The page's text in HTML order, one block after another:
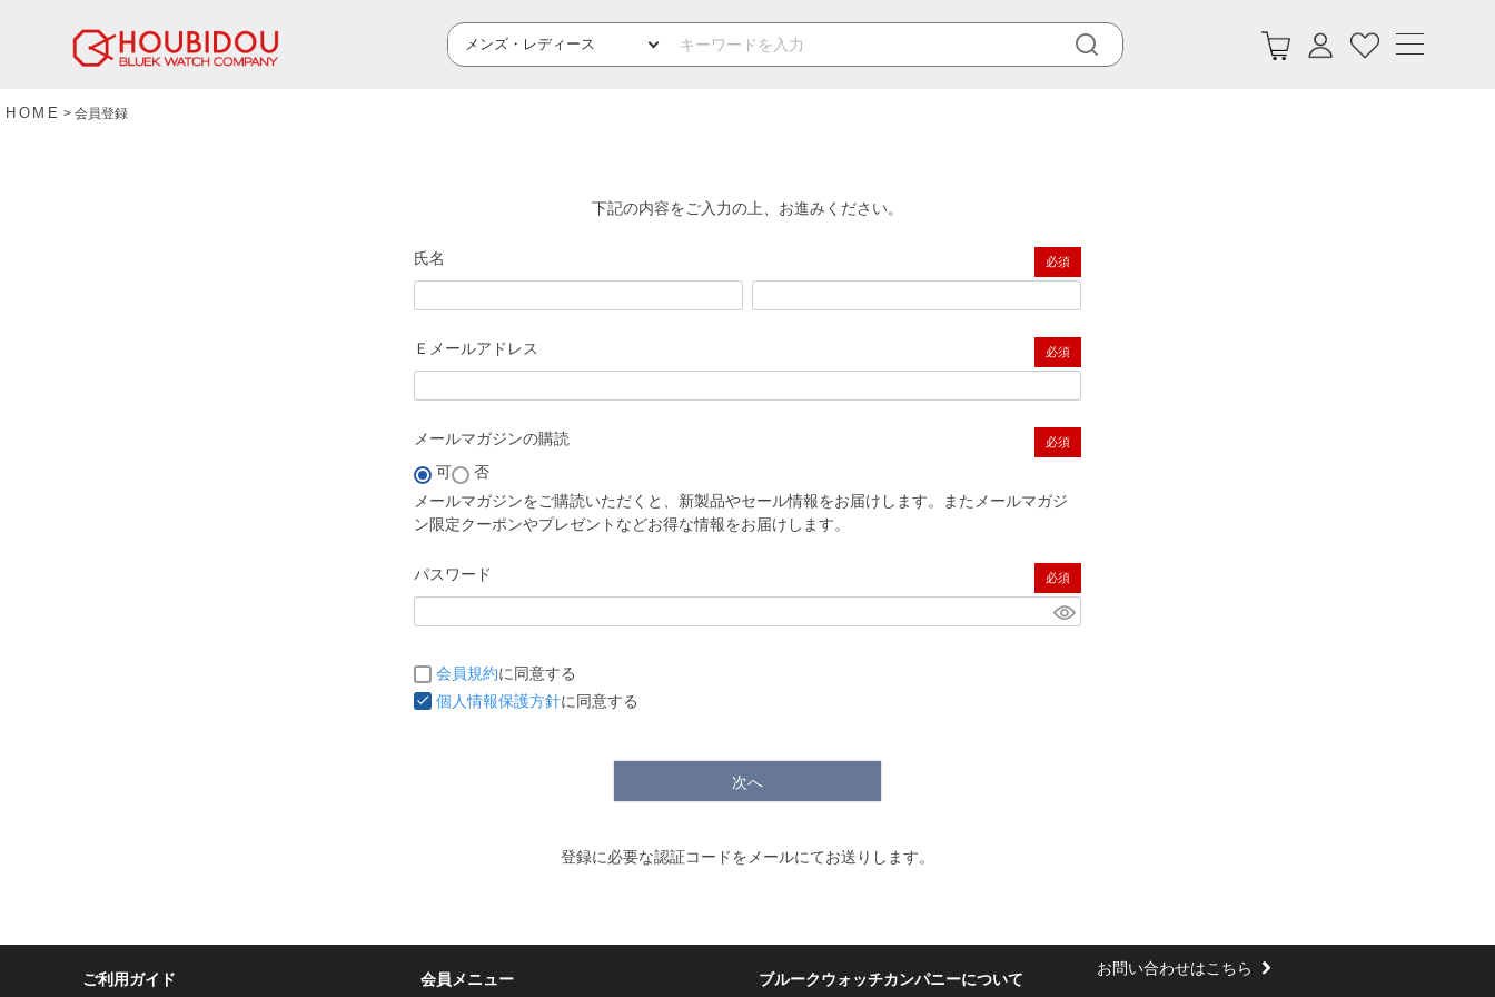
HOME 会員登録
下記の内容をご入力の上、お進みください。
氏名
Ｅメールアドレス
メールマガジンの購読
可
否
メールマガジンをご購読いただくと、新製品やセール情報をお届けします。またメールマガジ
ン限定クーポンやプレゼントなどお得な情報をお届けします。
パスワード
(必須)
会員規約に同意する
個人情報保護方針に同意する
次へ
登録に必要な認証コードをメールにてお送りします。
ご利用ガイド 会員メニュー ブルークウォッチカンパニーについて
お問い合わせはこちら